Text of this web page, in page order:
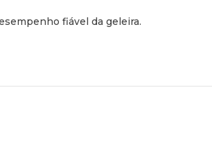
fiável da geleira.